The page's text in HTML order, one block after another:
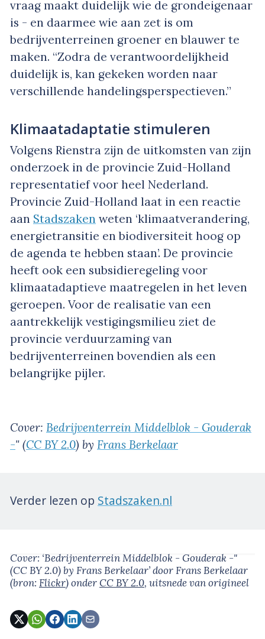
vraag maakt duidelijk wie de grondeigenaar
is - en daarmee wie aan zet is om
bedrijventerreinen groener en blauwer te
maken. “Zodra de verantwoordelijkheid
duidelijk is, kan gekeken worden naar
verschillende handelingsperspectieven.”
Klimaatadaptatie stimuleren
Volgens Rienstra zijn de uitkomsten van zijn
onderzoek in de provincie Zuid-Holland
representatief voor heel Nederland.
Provincie Zuid-Holland laat in een reactie
aan Stadszaken weten ‘klimaatverandering,
energietransitie en biodiversiteit hoog op
de agenda te hebben staan’. De provincie
heeft ook een subsidieregeling voor
klimaatadaptieve maatregelen in het leven
geroepen. Voor de realisatie van een
aantrekkelijk vestigingsmilieu ziet de
provincie verduurzaming van
bedrijventerreinen bovendien als een
belangrijke pijler.
Cover: Bedrijventerrein Middelblok - Gouderak
-" (CC BY 2.0) by Frans Berkelaar
Verder lezen op Stadszaken.nl
Cover: ‘Bedrijventerrein Middelblok - Gouderak -"
(CC BY 2.0) by Frans Berkelaar’door Frans Berkelaar
(bron: Flickr)onderCC BY 2.0, uitsnede van origineel